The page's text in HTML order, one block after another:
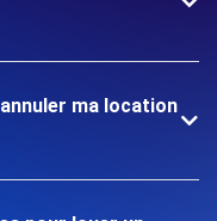
ma location